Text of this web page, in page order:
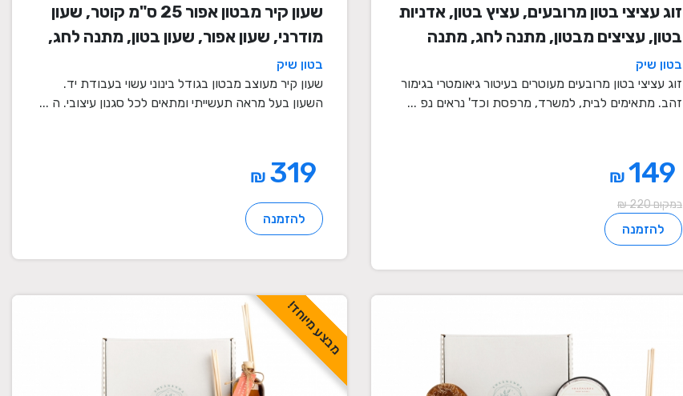
זוג עציצי בטון מרובעים, עציץ בטון, אדניות
בטון, עציצים מבטון, מתנה לחג, מתנה
לעובדים, מתנות לחנוכת בית, עציצים
מתנה, מתנה, מתנות מיוחדות
בטון שיק
זוג עציצי בטון מרובעים מעוטרים בעיטור גיאומטרי בגימור
זהב. מתאימים לבית, למשרד, מרפסת וכד' נראים נפ ...
₪
במקום 220 ₪
להזמנה
שעון קיר מבטון אפור 25 ס"מ קוטר, שעון
מודרני, שעון אפור, שעון בטון, מתנה לחג,
שעון מעוצב, שעון מיוחד, שעון תעשייתי,
שעון לסלון, שעון קיר
בטון שיק
שעון קיר מעוצב מבטון בגודל בינוני עשוי בעבודת יד.
השעון בעל מראה תעשייתי ומתאים לכל סגנון עיצובי. ה ...
₪
להזמנה
מבצע מיוחד!